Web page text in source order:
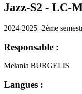
Jazz-S2 - LC-
2024-2025 -2ème
Responsable :
Melania BURGELIS
Langues :